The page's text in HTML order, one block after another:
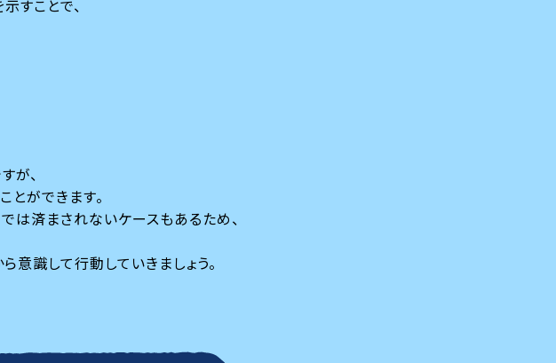
すことで、
が、
ができます。
は済まされないケースもあるため、
識して行動していきましょう。